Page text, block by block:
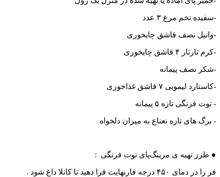
-سفیده تخم مرغ ۳ عدد
-وانیل نصف قاشق چایخوری
-کرم تارتار ۴ قاشق چایخوری
-شکر نصف پیمانه
-کاستارد لیمویی ۷ قاشق غذاخوری
- توت فرنگی تازه ۵ پیمانه
- برگ های تازه نعناع به میزان دلخواه
● طرز تهیه ی مرینگ‌پای توت فرنگی :
فر را در دمای ۴۵۰ درجه فارنهایت قرا دهید تا کانلا داغ شود .